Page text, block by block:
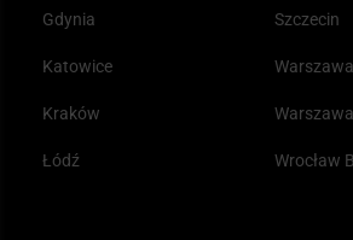
Gdynia
Katowice
Kraków
Łódź
Szczecin
Wrocław